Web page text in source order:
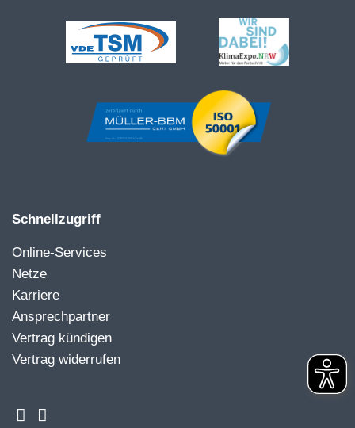
Schnellzugriff
Online-Services
Netze
Karriere
Ansprechpartner
Vertrag kündigen
Vertrag widerrufen